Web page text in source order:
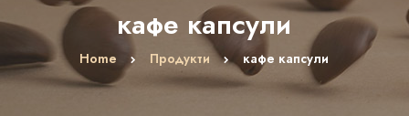
кафе капсули
Home Продукти кафе капсули